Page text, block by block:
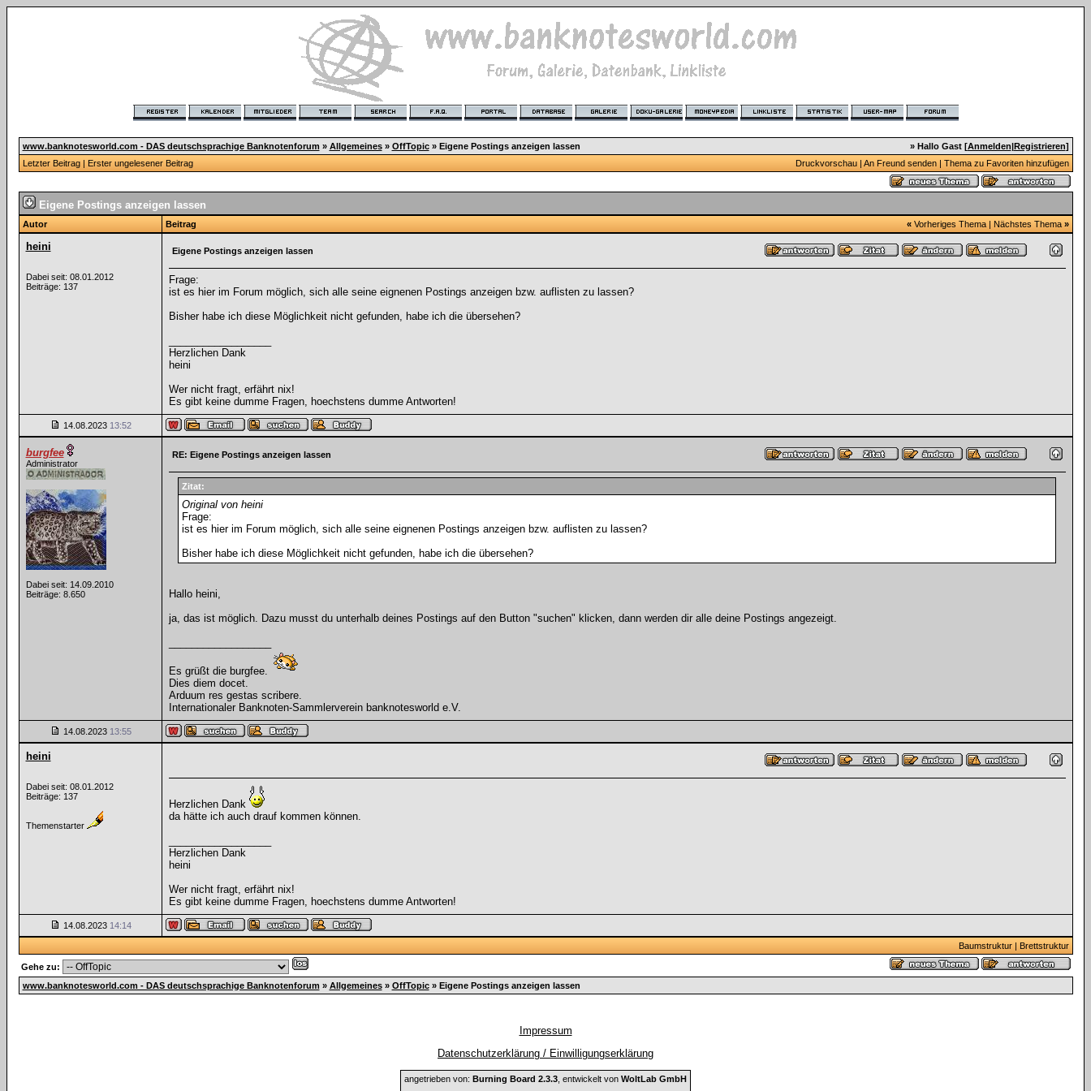
www.banknotesworld.com - DAS deutschsprachige Banknotenforum » Allgemeines» OffTopic» Eigene Postings anzeigen lassen » Hallo Gast [Anmelden|Registrieren]
Letzter Beitrag| Erster ungelesener Beitrag Druckvorschau| An Freund senden| Thema zu Favoriten hinzufügen
Eigene Postings anzeigen lassen
Autor Beitrag « Vorheriges Thema| Nächstes Thema »
heini
Dabei seit: 08.01.2012
Beiträge: 137
Eigene Postings anzeigen lassen
Frage:
ist es hier im Forum möglich, sich alle seine eignenen Postings anzeigen bzw. auflisten zu lassen?
Bisher habe ich diese Möglichkeit nicht gefunden, habe ich die übersehen?
Herzlichen Dank
heini
Wer nicht fragt, erfährt nix!
Es gibt keine dumme Fragen, hoechstens dumme Antworten!
14.08.2023 13:52
burgfee
Administrator
Dabei seit: 14.09.2010
Beiträge: 8.650
RE: Eigene Postings anzeigen lassen
Zitat:
Original von heini
Frage:
ist es hier im Forum möglich, sich alle seine eignenen Postings anzeigen bzw. auflisten zu lassen?
Bisher habe ich diese Möglichkeit nicht gefunden, habe ich die übersehen?
Hallo heini,
ja, das ist möglich. Dazu musst du unterhalb deines Postings auf den Button "suchen" klicken, dann werden dir alle deine Postings angezeigt.
Es grüßt die burgfee.
Dies diem docet.
Arduum res gestas scribere.
Internationaler Banknoten-Sammlerverein banknotesworld e.V.
14.08.2023 13:55
heini
Dabei seit: 08.01.2012
Beiträge: 137
Themenstarter
Herzlichen Dank
da hätte ich auch drauf kommen können.
Herzlichen Dank
heini
Wer nicht fragt, erfährt nix!
Es gibt keine dumme Fragen, hoechstens dumme Antworten!
14.08.2023 14:14
Baumstruktur| Brettstruktur
Gehe zu:
www.banknotesworld.com - DAS deutschsprachige Banknotenforum » Allgemeines» OffTopic» Eigene Postings anzeigen lassen
Impressum
Datenschutzerklärung / Einwilligungserklärung
angetrieben von: Burning Board 2.3.3 , entwickelt von WoltLab GmbH